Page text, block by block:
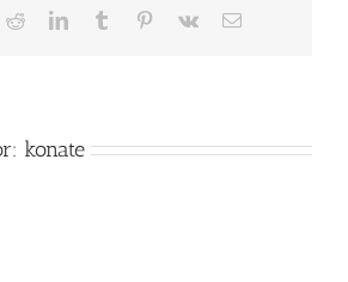
RedditLinkedInTumblr Pinterest
Vk Email
konate